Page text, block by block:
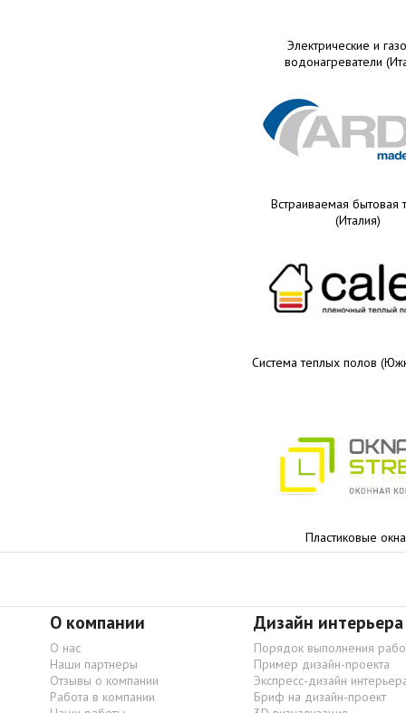
Электрические и
водонагреватели
Встраиваемая бытовая
(Италия)
Система теплых полов
Пластиковые
О компании
О нас
Наши партнеры
Отзывы о компании
Работа в компании
Дизайн интерьера
Порядок выполнения
Пример дизайн-проекта
Экспресс-дизайн
Бриф на дизайн-проект